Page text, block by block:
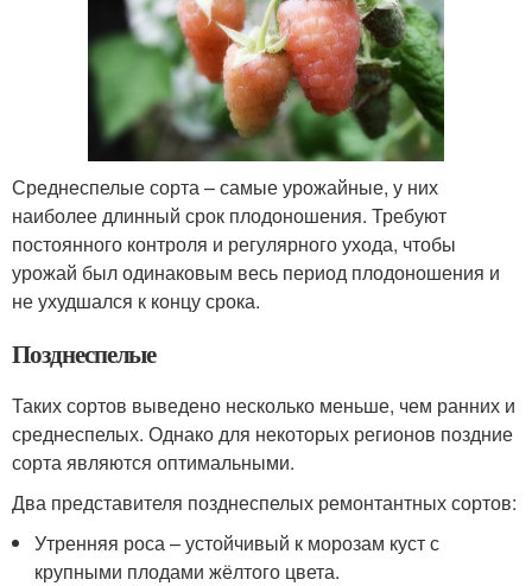
Среднеспелые сорта – самые урожайные, у них
наиболее длинный срок плодоношения. Требуют
постоянного контроля и регулярного ухода, чтобы
урожай был одинаковым весь период плодоношения и
не ухудшался к концу срока.
Позднеспелые
Таких сортов выведено несколько меньше, чем ранних и
среднеспелых. Однако для некоторых регионов поздние
сорта являются оптимальными.
Два представителя позднеспелых ремонтантных сортов:
Утренняя роса – устойчивый к морозам куст с
крупными плодами жёлтого цвета.